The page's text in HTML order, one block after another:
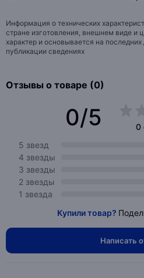
Информация о технических
стране изготовления, внешнем виде и
характер и основывается на
публикации сведениях
Отзывы о товаре (0)
0/5
0
5 звезд
4 звезды
3 звезды
2 звезды
1 звезда
Купили товар?
Написать